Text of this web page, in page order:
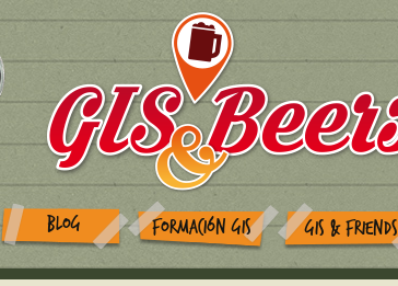
BLOG FORMACIÓN GIS GIS & FRIENDS